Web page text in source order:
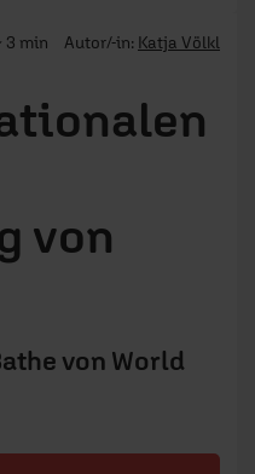
3 min Autor/-in: Katja Völkl
von
von World